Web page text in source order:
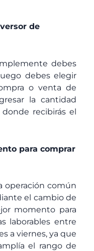
de
debes
debes elegir
o venta de
la cantidad
recibirás el
para comprar
operación común
el cambio de
momento para
laborables entre
a viernes, ya que
el rango de